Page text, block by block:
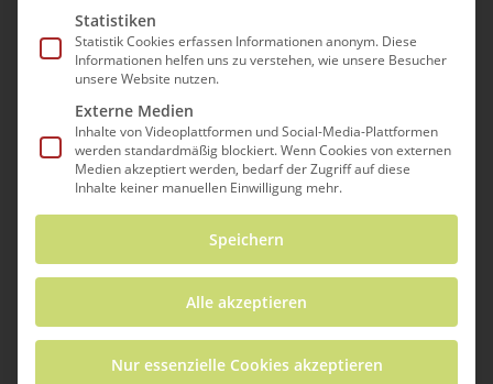
Berufe in der Lebenswelt von Kindern:
Diese Sitzung beleuchtet, wie Kinder
Berufe in Rollenspielen oder Büchern
aufgreifen und ab wann berufsbezogene
Kompetenzen im Unterricht sinnvoll
thematisiert werden können. Im
Statistiken
Statistik Cookies erfassen Informationen anonym. Diese
Informationen helfen uns zu verstehen, wie unsere Besucher
unsere Website nutzen.
Externe Medien
Inhalte von Videoplattformen und Social-Media-Plattformen
werden standardmäßig blockiert. Wenn Cookies von externen
Medien akzeptiert werden, bedarf der Zugriff auf diese
Inhalte keiner manuellen Einwilligung mehr.
Speichern
Alle akzeptieren
Nur essenzielle Cookies akzeptieren